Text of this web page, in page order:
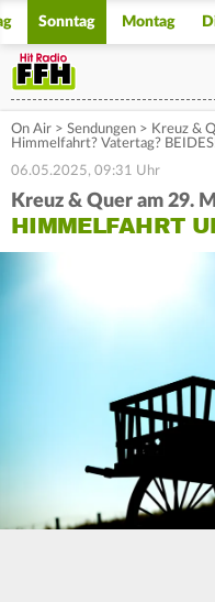
Sonntag Montag
On Air > Sendungen > Kreuz &
Himmelfahrt? Vatertag?
06.05.2025, 09:31 Uhr
Kreuz & Quer am 29.
HIMMELFAHRT